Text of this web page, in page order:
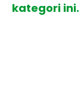
kategori ini.